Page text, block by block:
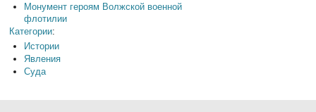
Монумент героям Волжской военной
флотилии
Категории:
Истории
Явления
Суда